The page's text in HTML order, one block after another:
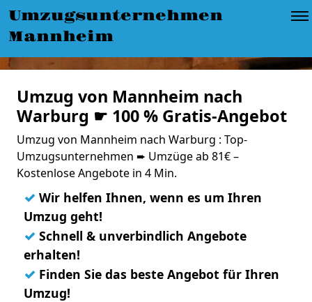
Umzugsunternehmen
Mannheim
Umzug von Mannheim nach
Warburg ☛ 100 % Gratis-Angebot
Umzug von Mannheim nach Warburg : Top-
Umzugsunternehmen ➨ Umzüge ab 81€ –
Kostenlose Angebote in 4 Min.
✓ Wir helfen Ihnen, wenn es um Ihren
Umzug geht!
✓ Schnell & unverbindlich Angebote
erhalten!
✓ Finden Sie das beste Angebot für Ihren
Umzug!